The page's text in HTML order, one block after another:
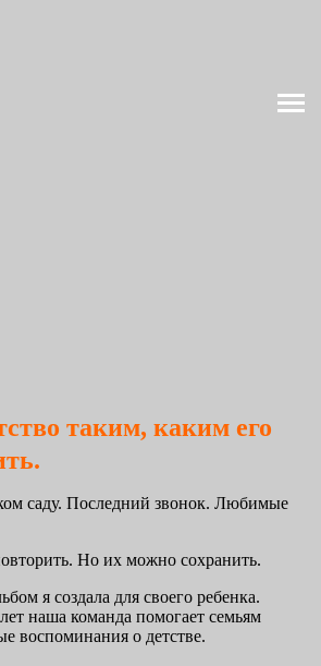
таким, каким его
саду. Последний звонок. Любимые
Но их можно сохранить.
я создала для своего ребенка.
наша команда помогает семьям
воспоминания о детстве.